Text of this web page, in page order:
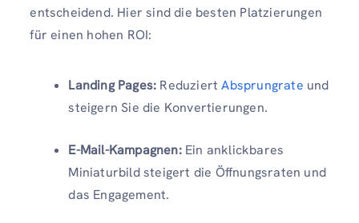
entscheidend. Hier sind die besten Platzierungen
für einen hohen ROI:
Landing Pages: ReduziertAbsprungrate und
steigern Sie die Konvertierungen.
E-Mail-Kampagnen:Ein anklickbares
Miniaturbild steigert die Öffnungsraten und
das Engagement.